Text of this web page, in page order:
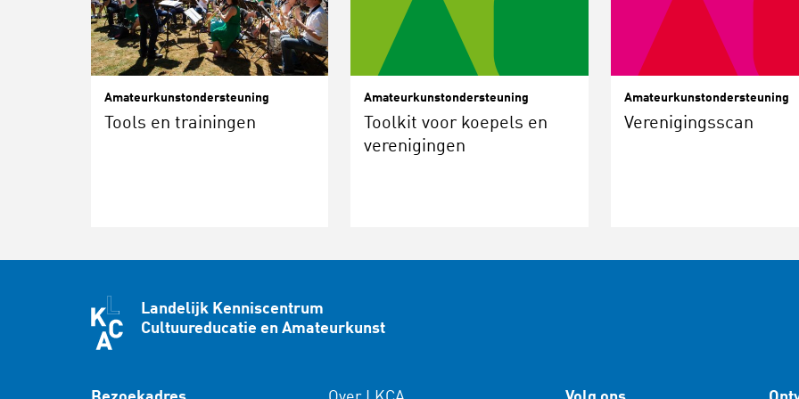
Amateurkunstondersteuning
Tools en trainingen
Amateurkunstondersteuning
Toolkit voor koepels en
verenigingen
Amateurkunstondersteuning
Verenigingsscan
Landelijk Kenniscentrum
Cultuureducatie en Amateurkunst